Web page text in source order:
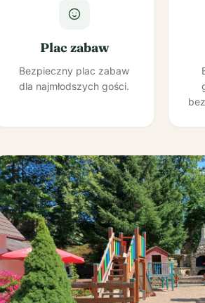
Plac zabaw
Bezpieczny plac zabaw
dla najmłodszych gości.